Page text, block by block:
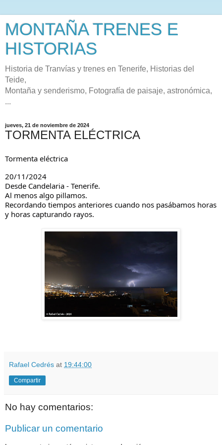
MONTAÑA TRENES E
HISTORIAS
Historia de Tranvías y trenes en Tenerife, Historias del
Teide,
Montaña y senderismo, Fotografía de paisaje, astronómica,
...
jueves, 21 de noviembre de 2024
TORMENTA ELÉCTRICA
Tormenta eléctrica
20/11/2024
Desde Candelaria - Tenerife.
Al menos algo pillamos.
Recordando tiempos anteriores cuando nos pasábamos horas
y horas capturando rayos.
Rafael Cedrés at 19:44:00
Compartir
No hay comentarios:
Publicar un comentario